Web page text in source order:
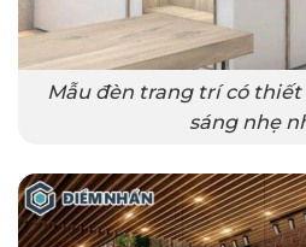
Mẫu đèn trang trí có thiết
sáng nhẹ